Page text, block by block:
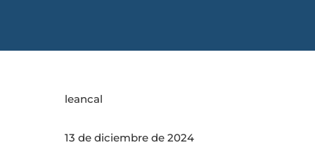
leancal
13 de diciembre de 2024